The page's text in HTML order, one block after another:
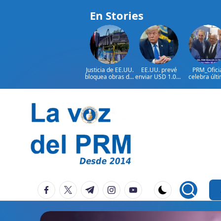
En Stories
Justicia de EE.UU.
bloquea obras del
Trump
EE.UU. prevé
enviar USD 1.000
ayuda a Colombia
celebra
contenido
eVoz
Del
PRM
facebook.com
twitter.com
t.me instagram.com
youtube.com